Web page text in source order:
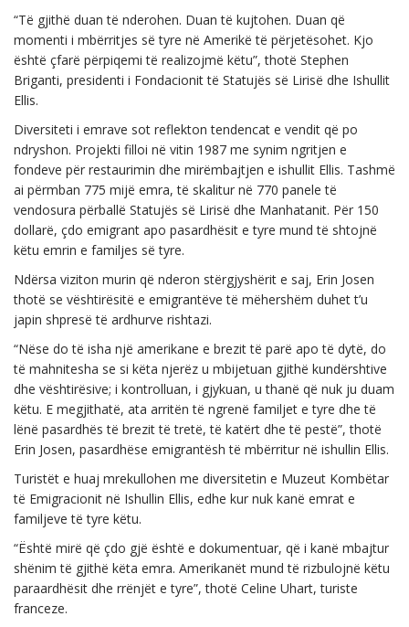
“Të gjithë duan të nderohen. Duan të kujtohen. Duan që
momenti i mbërritjes së tyre në Amerikë të përjetësohet. Kjo
është çfarë përpiqemi të realizojmë këtu”, thotë Stephen
Briganti, presidenti i Fondacionit të Statujës së Lirisë dhe Ishullit
Ellis.
Diversiteti i emrave sot reflekton tendencat e vendit që po
ndryshon. Projekti filloi në vitin 1987 me synim ngritjen e
fondeve për restaurimin dhe mirëmbajtjen e ishullit Ellis. Tashmë
ai përmban 775 mijë emra, të skalitur në 770 panele të
vendosura përballë Statujës së Lirisë dhe Manhatanit. Për 150
dollarë, çdo emigrant apo pasardhësit e tyre mund të shtojnë
këtu emrin e familjes së tyre.
Ndërsa viziton murin që nderon stërgjyshërit e saj, Erin Josen
thotë se vështirësitë e emigrantëve të mëhershëm duhet t’u
japin shpresë të ardhurve rishtazi.
“Nëse do të isha një amerikane e brezit të parë apo të dytë, do
të mahnitesha se si këta njerëz u mbijetuan gjithë kundërshtive
dhe vështirësive; i kontrolluan, i gjykuan, u thanë që nuk ju duam
këtu. E megjithatë, ata arritën të ngrenë familjet e tyre dhe të
lënë pasardhës të brezit të tretë, të katërt dhe të pestë”, thotë
Erin Josen, pasardhëse emigrantësh të mbërritur në ishullin Ellis.
Turistët e huaj mrekullohen me diversitetin e Muzeut Kombëtar
të Emigracionit në Ishullin Ellis, edhe kur nuk kanë emrat e
familjeve të tyre këtu.
“Është mirë që çdo gjë është e dokumentuar, që i kanë mbajtur
shënim të gjithë këta emra. Amerikanët mund të rizbulojnë këtu
paraardhësit dhe rrënjët e tyre”, thotë Celine Uhart, turiste
franceze.